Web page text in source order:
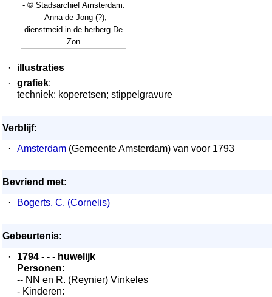
- © Stadsarchief Amsterdam.
- Anna de Jong (?),
dienstmeid in de herberg De
Zon
·
illustraties
·
grafiek:
techniek: koperetsen; stippelgravure
Verblijf:
·
Amsterdam (Gemeente Amsterdam) van voor 1793
Bevriend met:
·
Bogerts, C. (Cornelis)
Gebeurtenis:
·
1794 - - - huwelijk
Personen:
-- NN en R. (Reynier) Vinkeles
- Kinderen: